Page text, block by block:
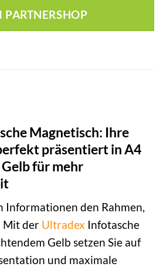
PARTNERSHOP
Magnetisch: Ihre
präsentiert in A4
für mehr
Informationen den Rahmen,
Mit der Ultradex Infotasche
Gelb setzen Sie auf
und maximale